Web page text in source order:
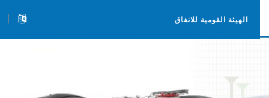
الهيئة القومية للانفاق